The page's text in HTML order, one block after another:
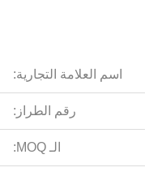
اسم العلامة التجارية:
رقم الطراز:
الـ MOQ: